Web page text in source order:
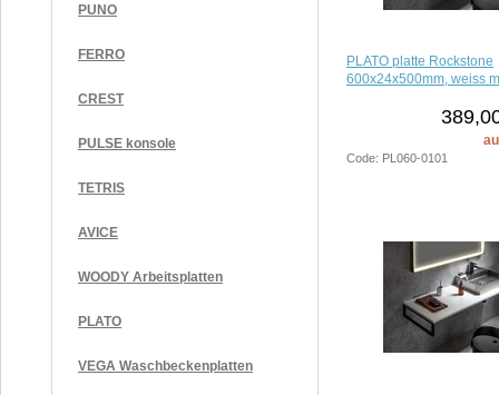
PUNO
FERRO
CREST
PULSE konsole
TETRIS
AVICE
WOODY Arbeitsplatten
PLATO
VEGA Waschbeckenplatten
PLATO platte Rockstone
600x24x500mm, weiss
Code: PL060-0101